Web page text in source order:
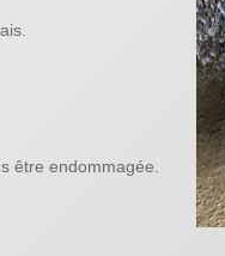
être endommagée.